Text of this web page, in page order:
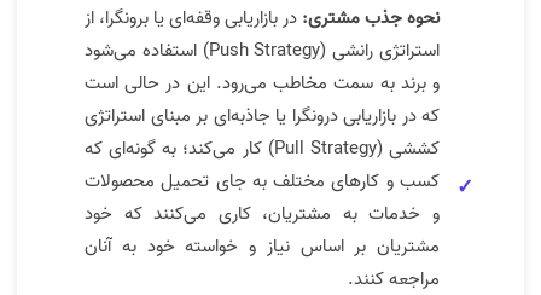
نحوه جذب مشتری: در بازاریابی وقفه‌ای یا برونگرا، از
استراتژی رانشی (Push Strategy) استفاده می‌شود
و برند به سمت مخاطب می‌رود. این در حالی است
که در بازاریابی درونگرا یا جاذبه‌ای بر مبنای استراتژی
کششی (Pull Strategy) کار می‌کند؛ به گونه‌ای که
کسب و کارهای مختلف به جای تحمیل محصولات
و خدمات به مشتریان، کاری می‌کنند که خود
مشتریان بر اساس نیاز و خواسته خود به آنان
مراجعه کنند.